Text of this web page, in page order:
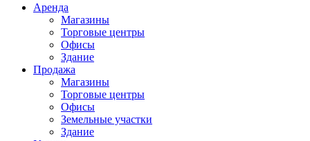
Аренда
Магазины
Торговые центры
Офисы
Здание
Продажа
Магазины
Торговые центры
Офисы
Земельные участки
Здание